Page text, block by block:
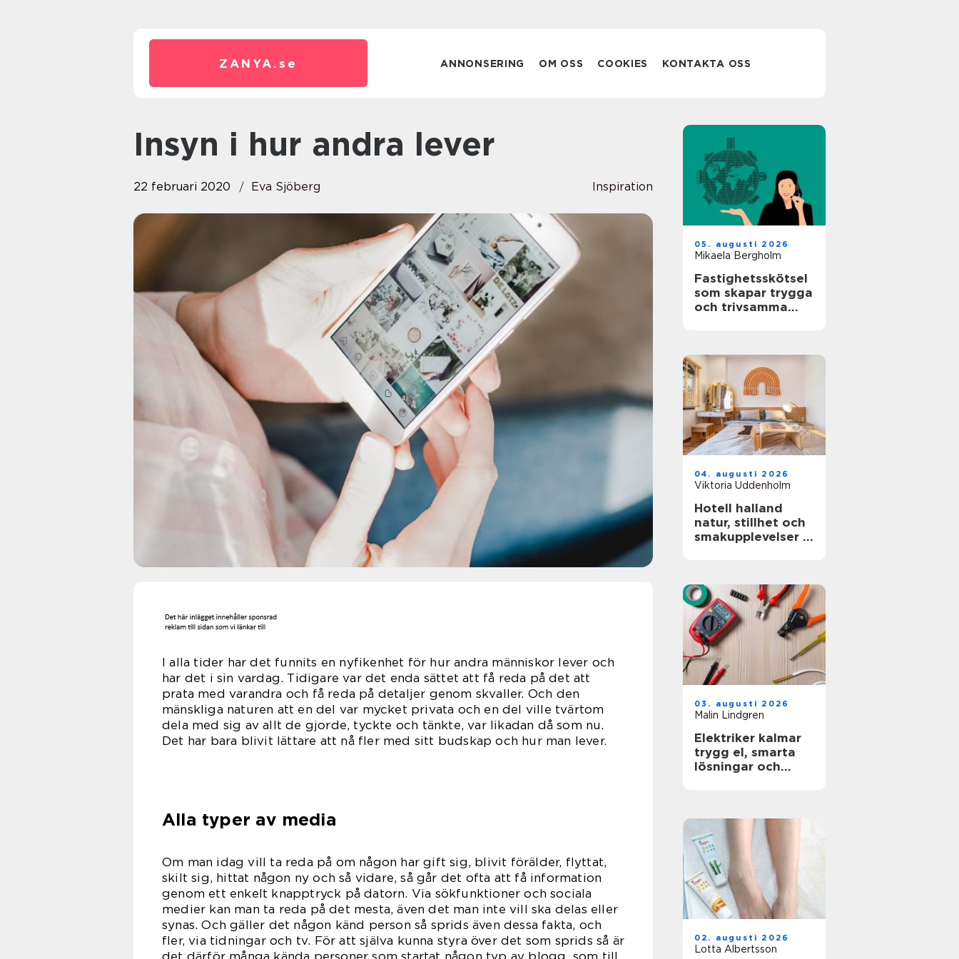
ZANYA. se ANNONSERING OM OSS COOKIES KONTAKTA OSS
Insyn i hur andra lever
22 februari 2020 Eva Sjöberg Inspiration
I alla tider har det funnits en nyfikenhet för hur andra människor lever och
har det i sin vardag. Tidigare var det enda sättet att få reda på det att
prata med varandra och få reda på detaljer genom skvaller. Och den
mänskliga naturen att en del var mycket privata och en del ville tvärtom
dela med sig av allt de gjorde, tyckte och tänkte, var likadan då som nu.
Det har bara blivit lättare att nå fler med sitt budskap och hur man lever.
Alla typer av media
Om man idag vill ta reda på om någon har gift sig, blivit förälder, flyttat,
skilt sig, hittat någon ny och så vidare, så går det ofta att få information
genom ett enkelt knapptryck på datorn. Via sökfunktioner och sociala
medier kan man ta reda på det mesta, även det man inte vill ska delas eller
synas. Och gäller det någon känd person så sprids även dessa fakta, och
fler, via tidningar och tv. För att själva kunna styra över det som sprids så är
det därför många kända personer som startat någon typ av blogg, som till
05. augusti 2026
Mikaela Bergholm
Fastighetsskötsel
som skapar trygga
och trivsamma
04. augusti 2026
Viktoria Uddenholm
Hotell halland
natur, stillhet och
smakupplevelser i
03. augusti 2026
Malin Lindgren
Elektriker kalmar
trygg el, smarta
lösningar och
02. augusti 2026
Lotta Albertsson